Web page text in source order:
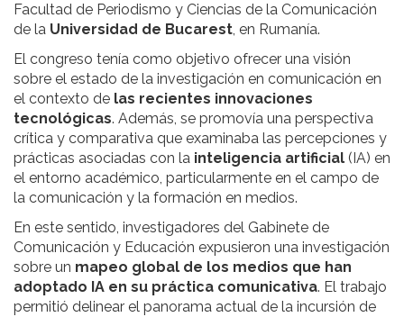
Facultad de Periodismo y Ciencias de la Comunicación
de la Universidad de Bucarest, en Rumanía.
El congreso tenía como objetivo ofrecer una visión
sobre el estado de la investigación en comunicación en
el contexto de las recientes innovaciones
tecnológicas. Además, se promovía una perspectiva
crítica y comparativa que examinaba las percepciones y
prácticas asociadas con la inteligencia artificial (IA) en
el entorno académico, particularmente en el campo de
la comunicación y la formación en medios.
En este sentido, investigadores del Gabinete de
Comunicación y Educación expusieron una investigación
sobre un mapeo global de los medios que han
adoptado IA en su práctica comunicativa. El trabajo
permitió delinear el panorama actual de la incursión de